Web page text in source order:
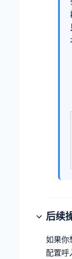
后续
如果你
配置呼